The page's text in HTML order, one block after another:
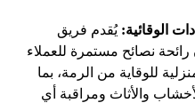
الوقائية:يُقدم فريق
نصائح مستمرة للعملاء
للوقاية من الرمة، بما
والأثاث ومراقبة أي